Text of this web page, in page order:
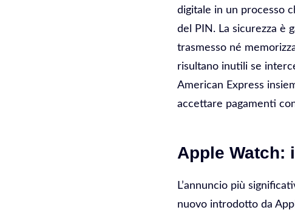
digitale in un processo
del PIN. La sicurezza è
trasmesso né
risultano inutili se
American Express
accettare pagamenti
Apple Watch:
L’annuncio più
nuovo introdotto da